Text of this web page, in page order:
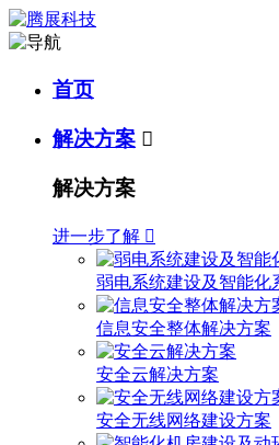
首页
解决方案 
解决方案
进一步了解 
弱电系统建设及智能化
信息安全整体解决方案
安全云解决方案
安全无线网络建设方案